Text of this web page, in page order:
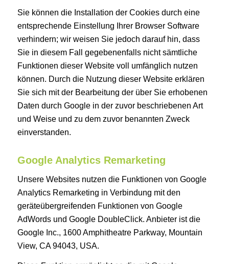
Sie können die Installation der Cookies durch eine
entsprechende Einstellung Ihrer Browser Software
verhindern; wir weisen Sie jedoch darauf hin, dass
Sie in diesem Fall gegebenenfalls nicht sämtliche
Funktionen dieser Website voll umfänglich nutzen
können. Durch die Nutzung dieser Website erklären
Sie sich mit der Bearbeitung der über Sie erhobenen
Daten durch Google in der zuvor beschriebenen Art
und Weise und zu dem zuvor benannten Zweck
einverstanden.
Google Analytics Remarketing
Unsere Websites nutzen die Funktionen von Google
Analytics Remarketing in Verbindung mit den
geräteübergreifenden Funktionen von Google
AdWords und Google DoubleClick. Anbieter ist die
Google Inc., 1600 Amphitheatre Parkway, Mountain
View, CA 94043, USA.